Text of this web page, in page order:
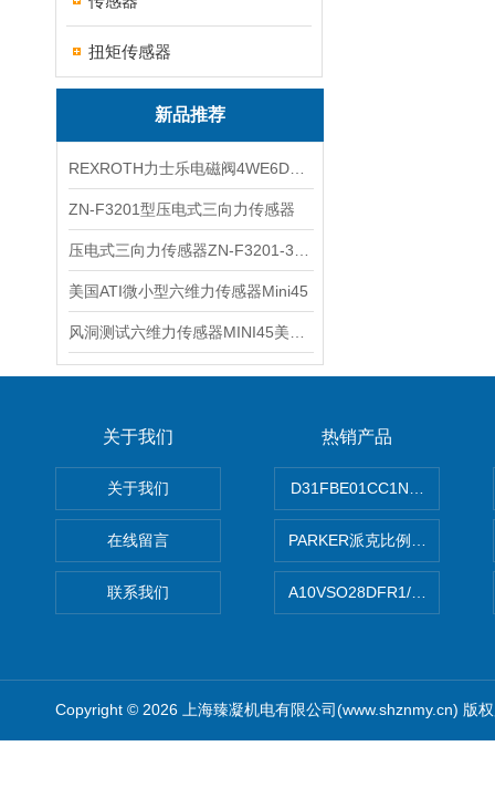
扭矩传感器
新品推荐
ZN-F3201型压电式三向力传感器
美国ATI微小型六维力传感器Mini45
关于我们
关于我们
在线留言
联系我们
热销产品
PARKER派克比例阀 柱塞泵
A10VSO28DFR1/
Copyright © 2026 上海臻凝机电有限公司(www.shznmy.cn) 版